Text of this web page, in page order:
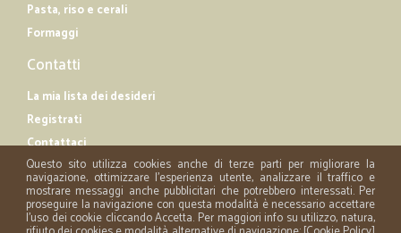
Pasta, riso e cerali
Formaggi
Contatti
La mia lista dei desideri
Registrati
Contattaci
Questo sito utilizza cookies anche di terze parti per migliorare la
navigazione, ottimizzare l'esperienza utente, analizzare il traffico e
mostrare messaggi anche pubblicitari che potrebbero interessati. Per
proseguire la navigazione con questa modalità è necessario accettare
l'uso dei cookie cliccando Accetta. Per maggiori info su utilizzo, natura,